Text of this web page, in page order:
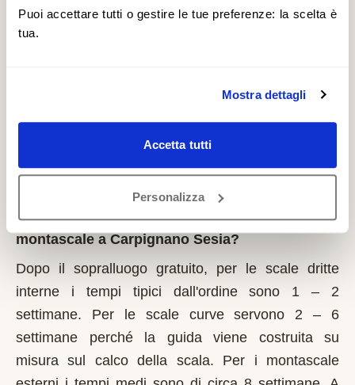
Puoi accettare tutti o gestire le tue preferenze: la scelta è
tua.
Mostra dettagli
Accetta tutti
Personalizza
il 1° marzo di ogni anno. Regione Piemonte integra
i fondi statali e pubblica graduatorie su base
domanda va presentata sempre prima dell'inizio
dei lavori. Possono fare domanda i residenti a
Carpignano Sesia con limitazioni motorie
documentate, proprietari o affittuari dell'immobile.
Quanto tempo serve per installare un
montascale a Carpignano Sesia?
Dopo il sopralluogo gratuito, per le scale dritte
interne i tempi tipici dall'ordine sono 1 – 2
settimane. Per le scale curve servono 2 – 6
settimane perché la guida viene costruita su
misura sul calco della scala. Per i montascale